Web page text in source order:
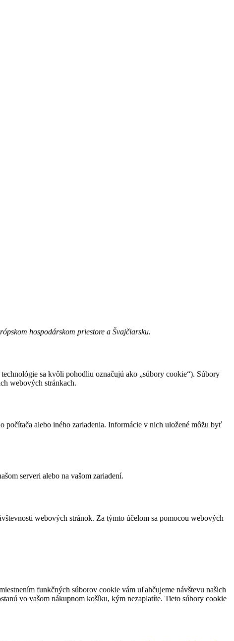
hospodárskom priestore a Švajčiarsku.
sa kvôli pohodliu označujú ako „súbory cookie“). Súbory
webových stránkach.
počítača alebo iného zariadenia. Informácie v nich uložené môžu byť
serveri alebo na vašom zariadení.
webových stránok. Za týmto účelom sa pomocou webových
funkčných súborov cookie vám uľahčujeme návštevu našich
vo vašom nákupnom košíku, kým nezaplatíte. Tieto súbory cookie